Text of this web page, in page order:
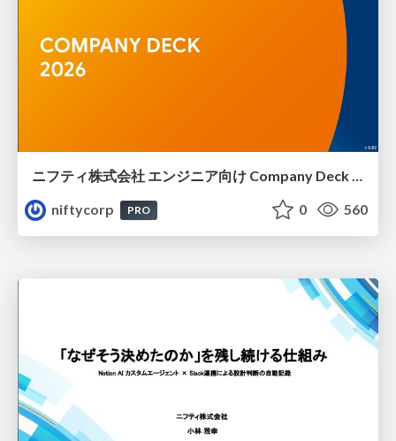
ニフティ株式会社 エンジニア向け Company Deck 2026年版
niftycorp
PRO 0 560